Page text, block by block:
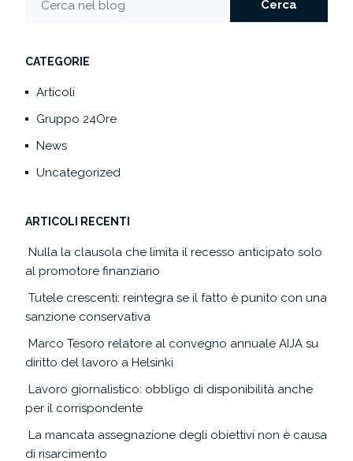
Cerca nel blog Cerca
CATEGORIE
Articoli
Gruppo 24Ore
News
Uncategorized
ARTICOLI RECENTI
Nulla la clausola che limita il recesso anticipato solo
al promotore finanziario
Tutele crescenti: reintegra se il fatto è punito con una
sanzione conservativa
Marco Tesoro relatore al convegno annuale AIJA su
diritto del lavoro a Helsinki
Lavoro giornalistico: obbligo di disponibilità anche
per il corrispondente
La mancata assegnazione degli obiettivi non è causa
di risarcimento